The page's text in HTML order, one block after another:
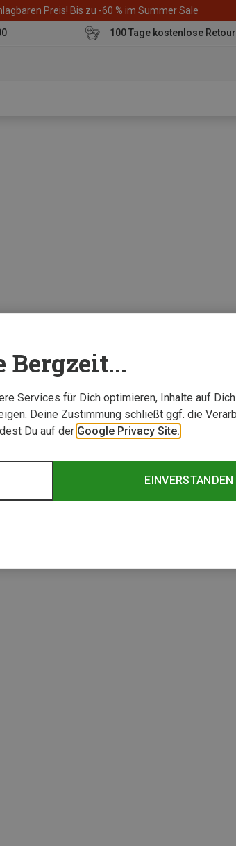
Preis! Bis zu -60 % im Summer Sale
100 Tage kostenlose
Bergzeit...
Services für Dich optimieren, Inhalte auf
Deine Zustimmung schließt ggf. die
Du auf der Google Privacy Site.
EINVERSTANDEN